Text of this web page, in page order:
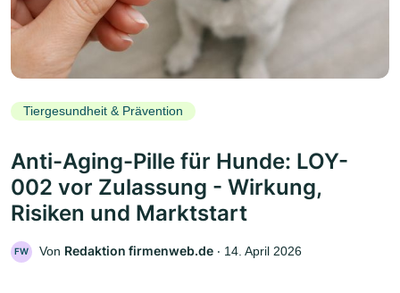
Tiergesundheit & Prävention
Anti-Aging-Pille für Hunde: LOY-
002 vor Zulassung - Wirkung,
Risiken und Marktstart
FW Von Redaktion firmenweb.de ‧ 14. April 2026